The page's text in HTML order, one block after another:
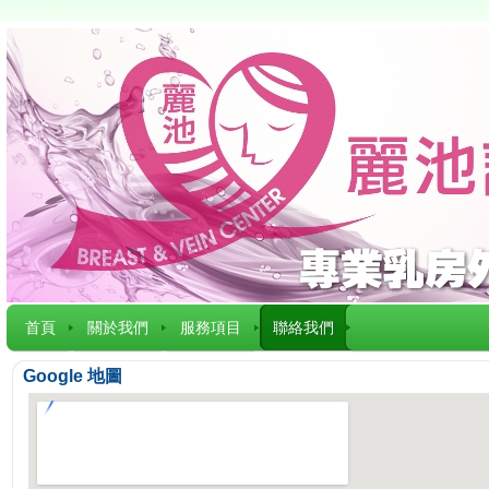
首頁 關於我們 服務項目 聯絡我們
Google 地圖